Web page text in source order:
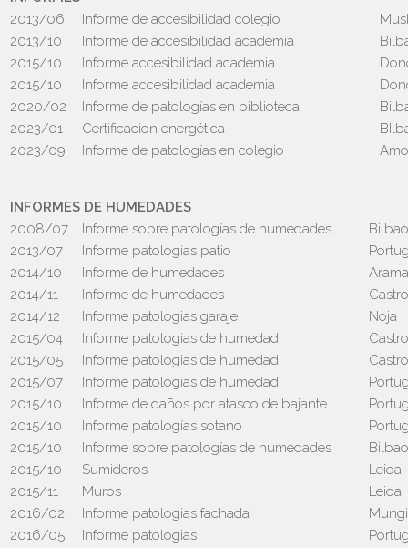
2013/06
Informe de accesibilidad colegio
2013/10
Informe de accesibilidad academia
2015/10
Informe accesibilidad academia
2015/10
Informe accesibilidad academia
2020/02
Informe de patologías en biblioteca
2023/01
Certificacion energética
2023/09
Informe de patologías en colegio
INFORMES DE HUMEDADES
2008/07
Informe sobre patologías de humedades
Bilbao
2013/07
Informe patologias patio
2014/10
Informe de humedades
2014/11
Informe de humedades
2014/12
Informe patologias garaje
Noja
2015/04
Informe patologias de humedad
2015/05
Informe patologias de humedad
2015/07
Informe patologias de humedad
2015/10
Informe de daños por atasco de bajante
2015/10
Informe patologías sotano
2015/10
Informe sobre patologías de humedades
Bilbao
2015/10
Sumideros
Leioa
2015/11
Muros
Leioa
2016/02
Informe patologias fachada
2016/05
Informe patologias